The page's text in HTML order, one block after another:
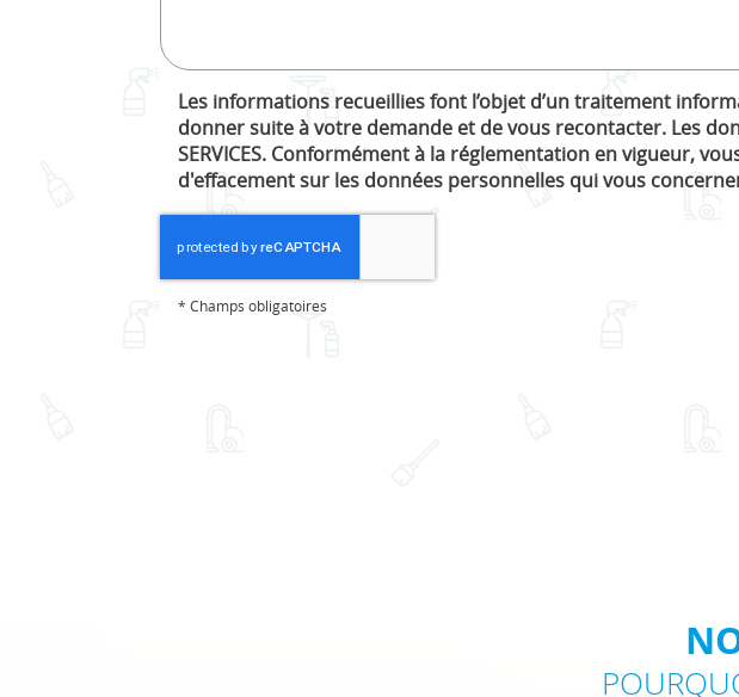
Les informations recueillies font l’objet d’un traitement
donner suite à votre demande et de vous recontacter. Les
SERVICES. Conformément à la réglementation en vigueur,
d'effacement sur les données personnelles qui vous
*Champs obligatoires